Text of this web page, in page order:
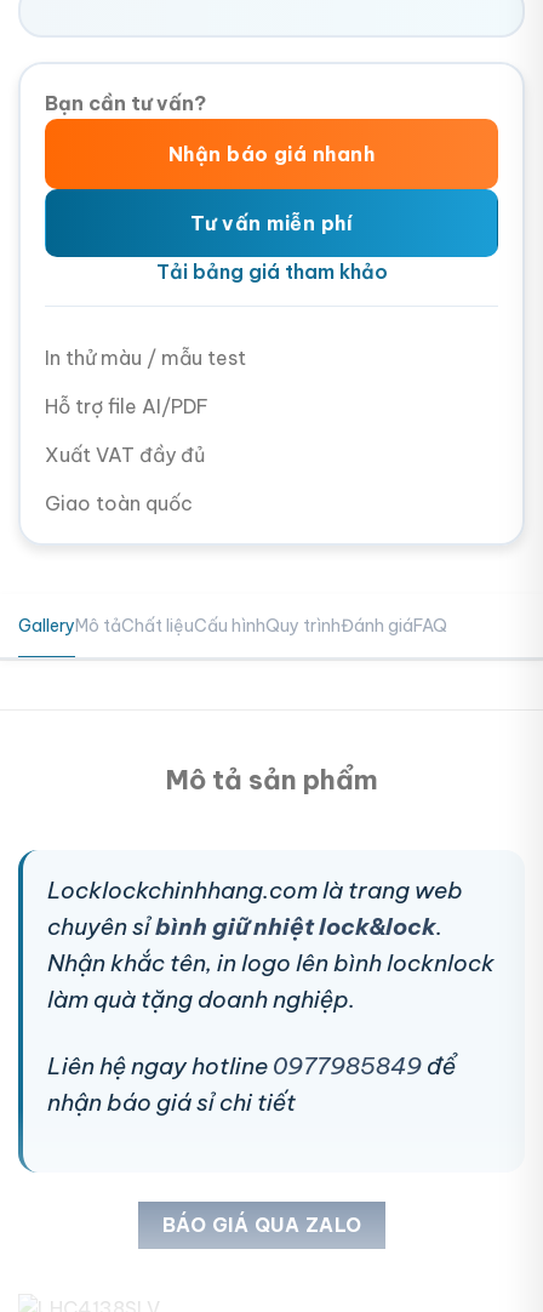
Bạn cần tư vấn?
Nhận báo giá nhanh
Tư vấn miễn phí
Tải bảng giá tham khảo
In thử màu / mẫu test
Hỗ trợ file AI/PDF
Xuất VAT đầy đủ
Giao toàn quốc
GalleryMô tảChất liệuCấu hìnhQuy trìnhĐánh giáFAQ
Mô tả sản phẩm
Locklockchinhhang.com là trang web
chuyên sỉbình giữ nhiệt lock&lock.
Nhận khắc tên, in logo lên bình locknlock
làm quà tặng doanh nghiệp.
Liên hệ ngay hotline 0977985849 để
nhận báo giá sỉ chi tiết
BÁO GIÁ QUA ZALO